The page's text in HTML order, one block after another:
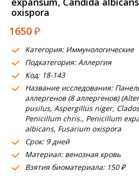
О компании
Где сдать
Партнерам
oxispora
1650₽
Категория: Иммунологические
Подкатегория: Аллергия
Код: 18-143
Название исследования:
аллергенов (8 аллергенов)
pusilus, Aspergillus niger,
Penicillum chris., Penicillum
albicans, Fusarium oxispora
Срок: 9 дней
Материал: венозная кровь
Взятия биоматериала: 150 ₽